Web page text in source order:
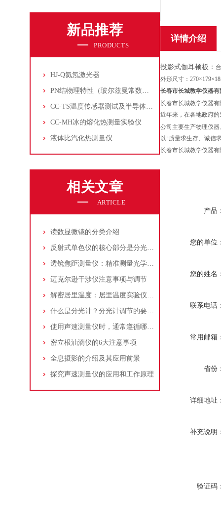
新品推荐
PRODUCTS
HJ-Q氦氖激光器
PN结物理特性（玻尔兹曼常数测定仪）
CC-TS温度传感器测试及半导体致冷控温实验仪
CC-MH冰的熔化热测量实验仪
液体比汽化热测量仪
相关文章
ARTICLE
读数显微镜的分类介绍
反射式单色仪的核心部分是分光系统决定了仪器的性能和精度
透镜焦距测量仪：精准测量光学元件的利器
迈克尔逊干涉仪注意事项与调节
解密居里温度：居里温度实验仪的深度探讨
什么是分光计？分光计调节的要求是什么？
使用声速测量仪时，通常遵循哪些步骤
密立根油滴仪的6大注意事项
全息摄影的介绍及其应用前景
探究声速测量仪的应用和工作原理
详情介绍
投影式伽耳顿板：
外形尺寸：
长春市长城教学仪器有
长春市长城教学仪器
近年来，在各地政府
公司主要生产物理仪
以“质量求生存、诚信
长春市长城教学仪器
产品
您的单位
您的姓名
联系电话
常用邮箱
省份
详细地址
补充说明
验证码